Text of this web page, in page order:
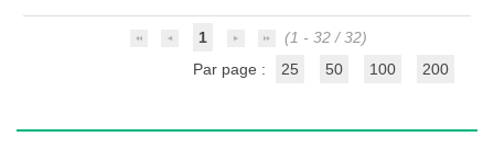
1
(1 - 32 / 32)
Par page :
25 50 100 200